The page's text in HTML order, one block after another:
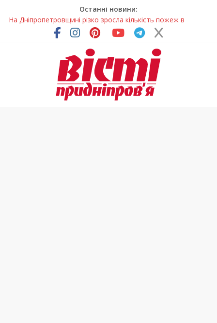
Останні новини:
На Дніпропетровщині різко зросла кількість пожеж в
У Самарі провели незвичайний майстер-клас
Світлові рішення майстрів із Дніпра визнали найкращими в
На Дніпропетровщині ліквідовують аварію на
магістральному водогоні
У Тернівці працюють над посиленням водної безпеки